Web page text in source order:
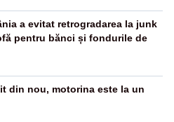
a evitat retrogradarea la junk
pentru bănci și fondurile de
din nou, motorina este la un